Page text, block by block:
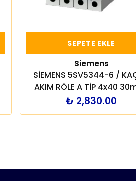
SEPETE EKLE
Siemens
SİEMENS 5SV5344-6 /
AKIM RÖLE A TİP 4x40
₺ 2,830.00